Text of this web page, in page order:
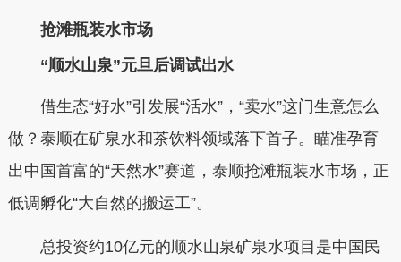
抢滩瓶装水市场
“顺水山泉”元旦后调试出水
借生态“好水”引发展“活水”，“卖水”这门生意怎么
做？泰顺在矿泉水和茶饮料领域落下首子。瞄准孕育
出中国首富的“天然水”赛道，泰顺抢滩瓶装水市场，正
低调孵化“大自然的搬运工”。
总投资约10亿元的顺水山泉矿泉水项目是中国民